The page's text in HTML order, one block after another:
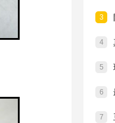
3
4
5
6
7